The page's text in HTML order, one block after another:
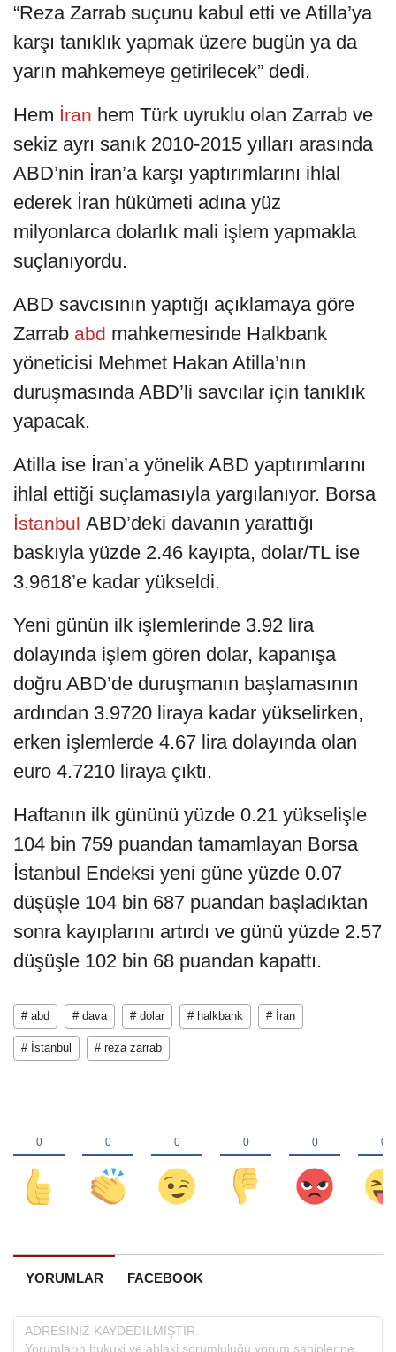
“Reza Zarrab suçunu kabul etti ve Atilla’ya
karşı tanıklık yapmak üzere bugün ya da
yarın mahkemeye getirilecek” dedi.
Hem İran hem Türk uyruklu olan Zarrab ve
sekiz ayrı sanık 2010-2015 yılları arasında
ABD’nin İran’a karşı yaptırımlarını ihlal
ederek İran hükümeti adına yüz
milyonlarca dolarlık mali işlem yapmakla
suçlanıyordu.
ABD savcısının yaptığı açıklamaya göre
Zarrab abd mahkemesinde Halkbank
yöneticisi Mehmet Hakan Atilla’nın
duruşmasında ABD’li savcılar için tanıklık
yapacak.
Atilla ise İran’a yönelik ABD yaptırımlarını
ihlal ettiği suçlamasıyla yargılanıyor. Borsa
İstanbul ABD’deki davanın yarattığı
baskıyla yüzde 2.46 kayıpta, dolar/TL ise
3.9618’e kadar yükseldi.
Yeni günün ilk işlemlerinde 3.92 lira
dolayında işlem gören dolar, kapanışa
doğru ABD’de duruşmanın başlamasının
ardından 3.9720 liraya kadar yükselirken,
erken işlemlerde 4.67 lira dolayında olan
euro 4.7210 liraya çıktı.
Haftanın ilk gününü yüzde 0.21 yükselişle
104 bin 759 puandan tamamlayan Borsa
İstanbul Endeksi yeni güne yüzde 0.07
düşüşle 104 bin 687 puandan başladıktan
sonra kayıplarını artırdı ve günü yüzde 2.57
düşüşle 102 bin 68 puandan kapattı.
# abd # dava # dolar # halkbank # İran
# İstanbul # reza zarrab
YORUMLAR FACEBOOK